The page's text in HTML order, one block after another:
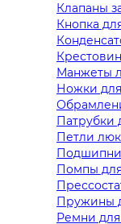
Клапаны
Кнопка
Манжеты
Ножки
Патрубки
Петли
Помпы
Пружины
Ремни